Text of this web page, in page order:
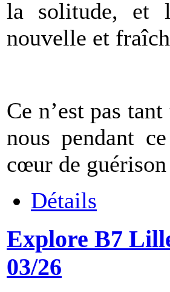
la solitude, et
nouvelle et
Ce n’est pas
nous pendant
cœur de
Détails
Explore B7
03/26